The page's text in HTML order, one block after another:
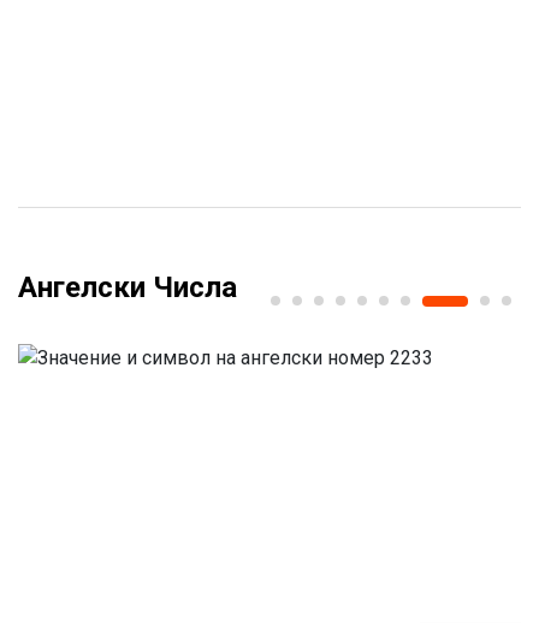
Ангелски Числа